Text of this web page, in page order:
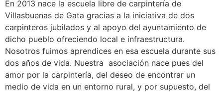
En 2013 nace la escuela libre de carpintería de
Villasbuenas de Gata gracias a la iniciativa de dos
carpinteros jubilados y al apoyo del ayuntamiento de
dicho pueblo ofreciendo local e infraestructura.
Nosotros fuimos aprendices en esa escuela durante sus
dos años de vida. Nuestra asociación nace pues del
amor por la carpintería, del deseo de encontrar un
medio de vida en un entorno rural, y por supuesto, del